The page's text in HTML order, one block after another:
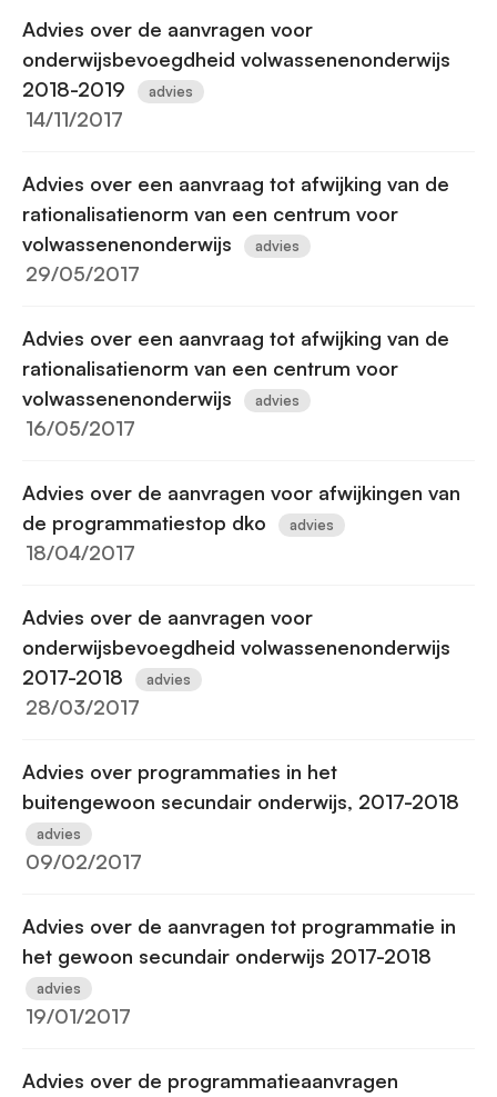
Advies over de aanvragen voor
onderwijsbevoegdheid volwassenenonderwijs
2018-2019
advies
14/11/2017
Advies over een aanvraag tot afwijking van de
rationalisatienorm van een centrum voor
volwassenenonderwijs
advies
29/05/2017
Advies over een aanvraag tot afwijking van de
rationalisatienorm van een centrum voor
volwassenenonderwijs
advies
16/05/2017
Advies over de aanvragen voor afwijkingen van
de programmatiestop dko
advies
18/04/2017
Advies over de aanvragen voor
onderwijsbevoegdheid volwassenenonderwijs
2017-2018
advies
28/03/2017
Advies over programmaties in het
buitengewoon secundair onderwijs, 2017-2018
advies
09/02/2017
Advies over de aanvragen tot programmatie in
het gewoon secundair onderwijs 2017-2018
advies
19/01/2017
Advies over de programmatieaanvragen